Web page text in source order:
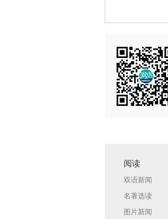
阅读
双语新闻
名著选读
图片新闻